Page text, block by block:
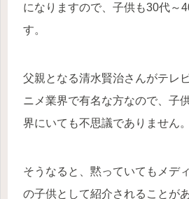
になりますので、子供も30代～
す。
父親となる清水賢治さんがテレ
ニメ業界で有名な方なので、子
界にいても不思議でありません。
そうなると、黙っていてもメデ
の子供として紹介されることが